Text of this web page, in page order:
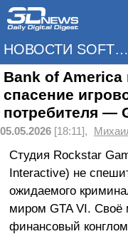
НОВОСТИ SOFTWARE
Bank of America
спасение
потребителя —
05.05.2026 [18:11],
Студия Rockstar
Interactive) не
ожидаемого
миром GTA VI. Своё
финансовый